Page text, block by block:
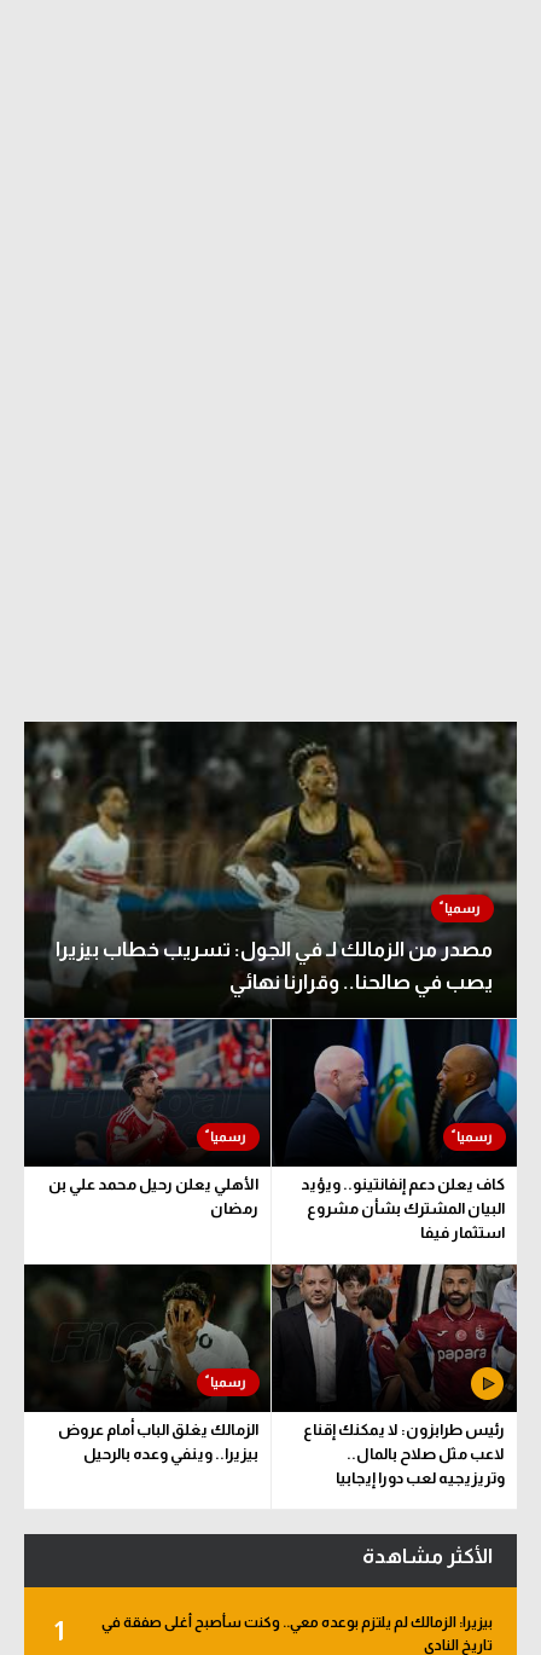
مصدر من الزمالك لـ في الجول: تسريب خطاب بيزيرا
يصب في صالحنا.. وقرارنا نهائي
كاف يعلن دعم إنفانتينو.. ويؤيد
البيان المشترك بشأن مشروع
استثمار فيفا
الأهلي يعلن رحيل محمد علي بن
رمضان
رئيس طرابزون: لا يمكنك إقناع
لاعب مثل صلاح بالمال..
وتريزيجيه لعب دورا إيجابيا
الزمالك يغلق الباب أمام عروض
بيزيرا.. وينفي وعده بالرحيل
الأكثر مشاهدة
1
بيزيرا: الزمالك لم يلتزم بوعده معي.. وكنت سأصبح أغلى صفقة في
تاريخ النادي